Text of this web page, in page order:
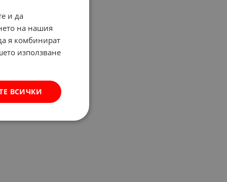
и да
на нашия
я комбинират
използване
ВСИЧКИ